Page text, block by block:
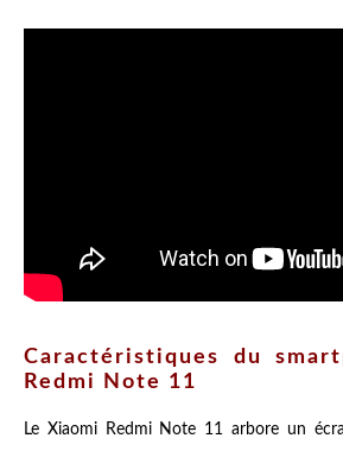
Caractéristiques du
Redmi Note 11
Le Xiaomi Redmi Note 11 arbore un